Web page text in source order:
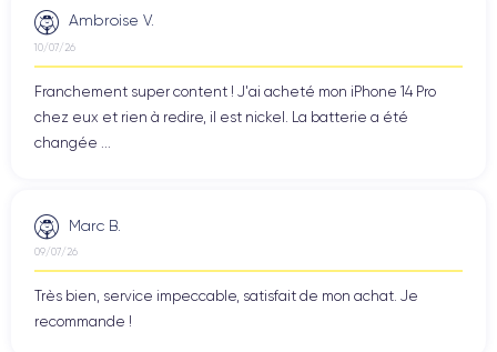
Ambroise V.
10/07/26
Franchement super content ! J'ai acheté mon iPhone 14 Pro
chez eux et rien à redire, il est nickel. La batterie a été
changée ...
Marc B.
09/07/26
Très bien, service impeccable, satisfait de mon achat. Je
recommande !